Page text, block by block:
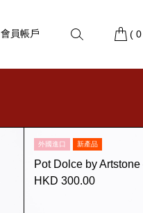
會員帳戶 ( 0
外國進口 新產品
Pot Dolce by Artstone
HKD 300.00